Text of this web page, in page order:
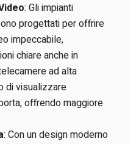
: Gli impianti
progettati per offrire
impeccabile,
chiare anche in
ad alta
di visualizzare
offrendo maggiore
: Con un design moderno